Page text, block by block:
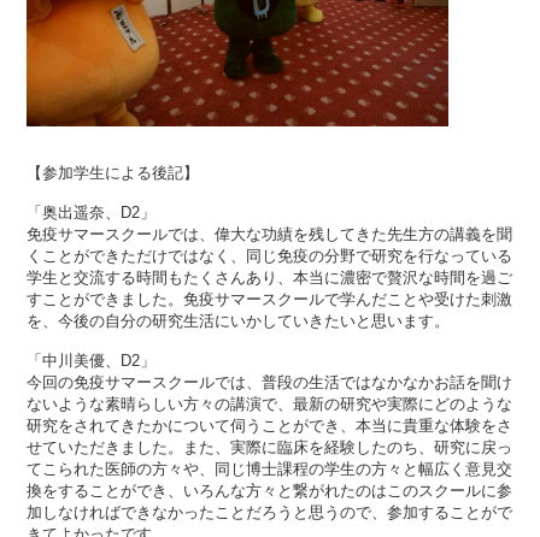
【参加学生による後記】
「奥出遥奈、D2」
免疫サマースクールでは、偉大な功績を残してきた先生方の講義を聞
くことができただけではなく、同じ免疫の分野で研究を行なっている
学生と交流する時間もたくさんあり、本当に濃密で贅沢な時間を過ご
すことができました。免疫サマースクールで学んだことや受けた刺激
を、今後の自分の研究生活にいかしていきたいと思います。
「中川美優、D2」
今回の免疫サマースクールでは、普段の生活ではなかなかお話を聞け
ないような素晴らしい方々の講演で、最新の研究や実際にどのような
研究をされてきたかについて伺うことができ、本当に貴重な体験をさ
せていただきました。また、実際に臨床を経験したのち、研究に戻っ
てこられた医師の方々や、同じ博士課程の学生の方々と幅広く意見交
換をすることができ、いろんな方々と繋がれたのはこのスクールに参
加しなければできなかったことだろうと思うので、参加することがで